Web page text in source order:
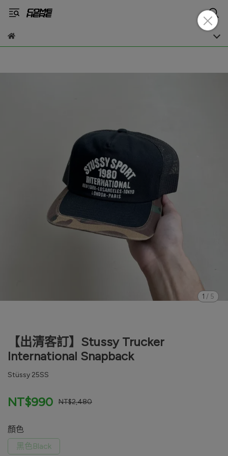
1 / 5
【出清客訂】Stussy Trucker
International Snapback
Stüssy 25SS
NT$990 NT$2,480
顏色
黑色Black